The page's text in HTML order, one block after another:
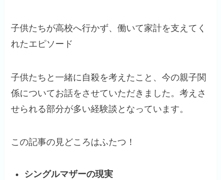
子供たちが高校へ行かず、働いて家計を支えてく
れたエピソード
子供たちと一緒に自殺を考えたこと、今の親子関
係についてお話をさせていただきました。考えさ
せられる部分が多い経験談となっています。
この記事の見どころはふたつ！
シングルマザーの現実